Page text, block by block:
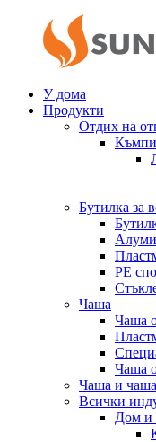
У дома
Продукти
Отдих на
Бутилка за
PE
Чаша
Чаша
Чаша
Чаша и чаша
Всички
Дом и